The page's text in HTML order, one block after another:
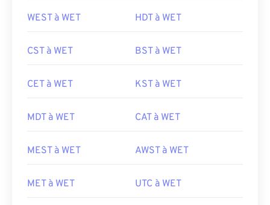
WEST à WET HDT à WET
CST à WET BST à WET
CET à WET KST à WET
MDT à WET CAT à WET
MEST à WET AWST à WET
MET à WET UTC à WET